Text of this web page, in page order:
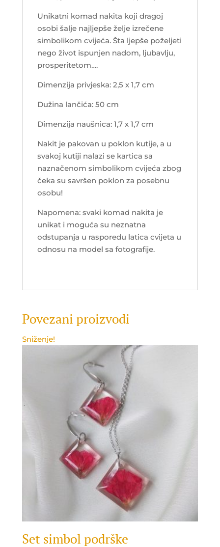
Unikatni komad nakita koji dragoj
osobi šalje najljepše želje izrečene
simbolikom cvijeća. Šta ljepše poželjeti
nego život ispunjen nadom, ljubavlju,
prosperitetom….
Dimenzija privjeska: 2,5 x 1,7 cm
Dužina lančića: 50 cm
Dimenzija naušnica: 1,7 x 1,7 cm
Nakit je pakovan u poklon kutije, a u
svakoj kutiji nalazi se kartica sa
naznačenom simbolikom cvijeća zbog
čeka su savršen poklon za posebnu
osobu!
Napomena: svaki komad nakita je
unikat i moguća su neznatna
odstupanja u rasporedu latica cvijeta u
odnosu na model sa fotografije.
Povezani proizvodi
Sniženje!
Set simbol podrške